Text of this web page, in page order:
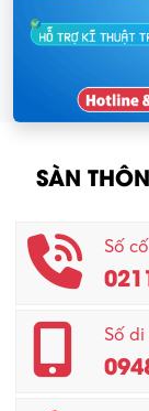
SÀN
Số
Số